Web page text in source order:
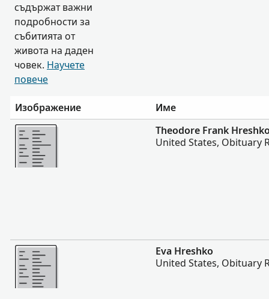
съдържат важни
подробности за
събитията от
живота на даден
човек. Научете
повече
Изображение
Име
Повече
Theodore Frank
United States, Obituary
Повече
Eva Hreshko
United States, Obituary